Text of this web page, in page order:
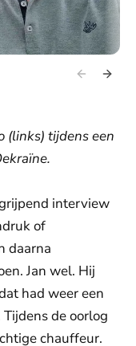
(links) tijdens een
interview
of
daarna
Jan wel. Hij
had weer een
de oorlog
chauffeur.